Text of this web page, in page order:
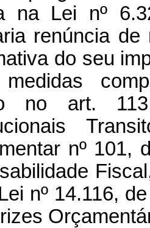
na Lei nº
renúncia de
do seu
no art.
nº 101,
nº 14.116,